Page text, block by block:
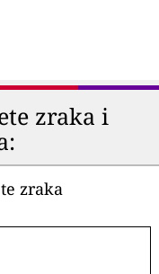
zraka i
zraka